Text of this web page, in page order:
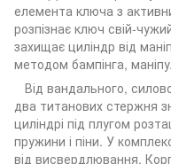
елемента ключа з
розпізнає ключ свій-
захищає циліндр від
методом бампінга,
Від вандального,
два титанових стержня
циліндрі під плугом
пружини і піни. У
від висвердлювання.